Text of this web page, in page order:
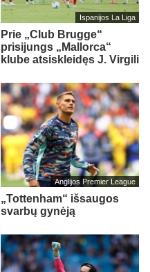
Ispanijos La Liga
Prie „Club Brugge“
prisijungs „Mallorca“
klube atsiskleidęs J. Virgili
Anglijos Premier League
„Tottenham“ išsaugos
svarbų gynėją